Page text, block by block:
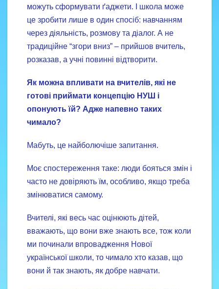
можуть сформувати ґаджети. І школа може
це зробити лише в один спосіб: навчанням
через діяльність, розмову та діалог. А не
традиційне “згори вниз” – прийшов вчитель,
розказав, а учні повинні відтворити.
Як можна впливати на вчителів, які не
готові приймати концепцію НУШ і
опонують їй? Адже напевно таких
чимало?
Мабуть, це найболючіше запитання.
Моє спостереження таке: люди бояться змін і
часто не довіряють їм, особливо, якщо треба
змінюватися самому.
Вчителі, які весь час оцінюють дітей,
вважають, що вони вже знають все, тож коли
ми починали впровадження Нової
української школи, то чимало хто казав, що
вони й так знають, як добре навчати.